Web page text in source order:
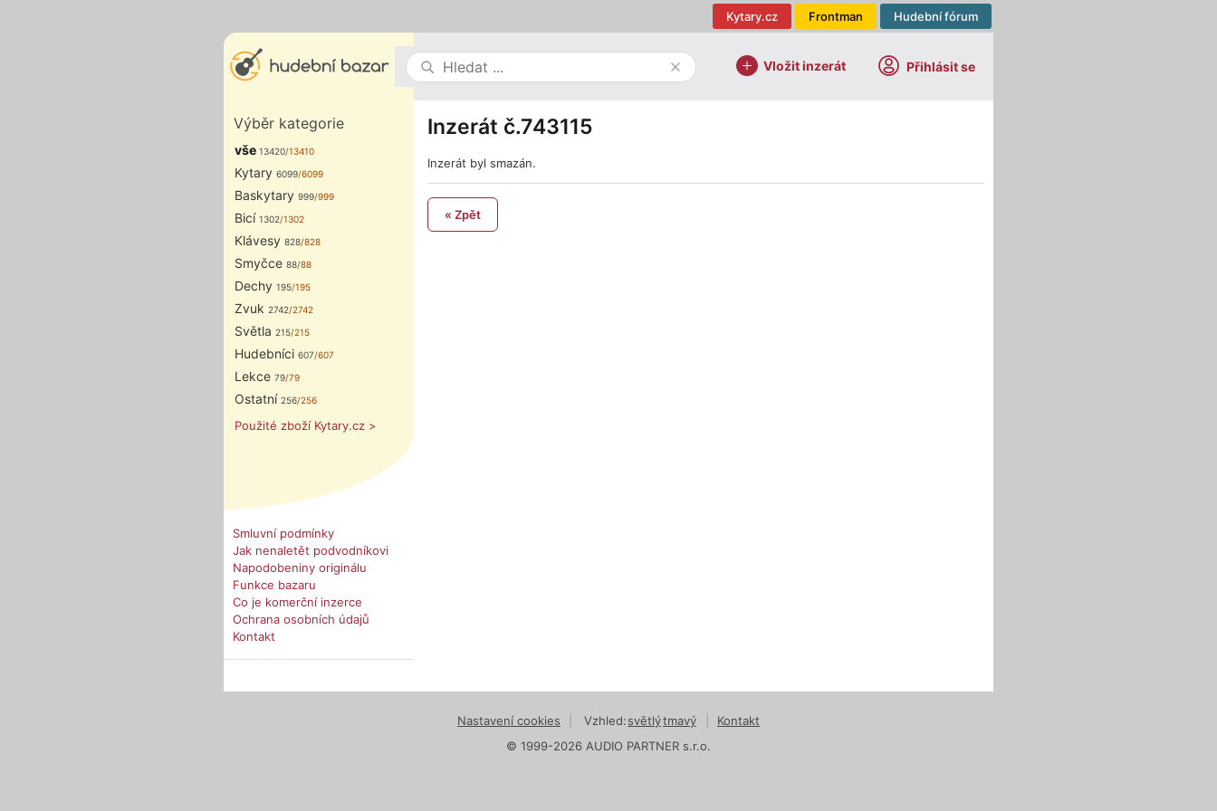
Hudební fórum
Frontman
Kytary.cz
Vložit inzerát Přihlásit se
Výběr kategorie
vše 13420/13410
Kytary 6099/6099
Baskytary 999/999
Bicí 1302/1302
Klávesy 828/828
Smyčce 88/88
Dechy 195/195
Zvuk 2742/2742
Světla 215/215
Hudebníci 607/607
Lekce 79/79
Ostatní 256/256
Použité zboží Kytary.cz >
Smluvní podmínky
Jak nenaletět podvodníkovi
Napodobeniny originálu
Funkce bazaru
Co je komerční inzerce
Ochrana osobních údajů
Kontakt
Inzerát č.743115
Inzerát byl smazán.
« Zpět
Nastavení cookies Vzhled:světlýtmavý
Kontakt
© 1999-2026 AUDIO PARTNER s.r.o.